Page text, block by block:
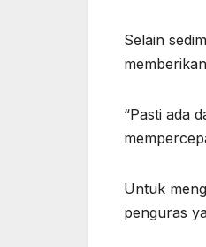
Selain
“Pasti ada
Untuk
penguras